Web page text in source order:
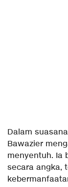
​Dalam
Bawazier
menyentuh. Ia
secara angka,